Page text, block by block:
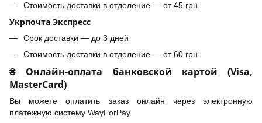
Стоимость доставки в отделение — от 45 грн.
Укрпочта Экспресс
Срок доставки — до 3 дней
Стоимость доставки в отделение — от 60 грн.
₴ Онлайн-оплата банковской картой (Visa,
MasterCard)
Вы можете оплатить заказ онлайн через электронную
платежную систему WayForPay